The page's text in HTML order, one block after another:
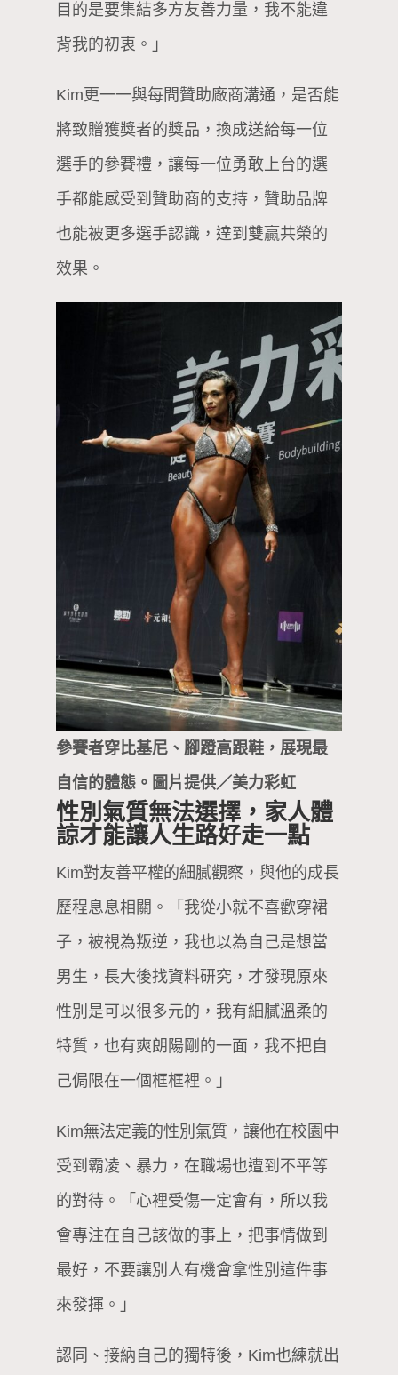
目的是要集結多方友善力量，我不能違
背我的初衷。」
Kim更一一與每間贊助廠商溝通，是否能
將致贈獲獎者的獎品，換成送給每一位
選手的參賽禮，讓每一位勇敢上台的選
手都能感受到贊助商的支持，贊助品牌
也能被更多選手認識，達到雙贏共榮的
效果。
參賽者穿比基尼、腳蹬高跟鞋，展現最
自信的體態。圖片提供／美力彩虹
性別氣質無法選擇，家人體
諒才能讓人生路好走一點
Kim對友善平權的細膩觀察，與他的成長
歷程息息相關。「我從小就不喜歡穿裙
子，被視為叛逆，我也以為自己是想當
男生，長大後找資料研究，才發現原來
性別是可以很多元的，我有細膩溫柔的
特質，也有爽朗陽剛的一面，我不把自
己侷限在一個框框裡。」
Kim無法定義的性別氣質，讓他在校園中
受到霸凌、暴力，在職場也遭到不平等
的對待。「心裡受傷一定會有，所以我
會專注在自己該做的事上，把事情做到
最好，不要讓別人有機會拿性別這件事
來發揮。」
認同、接納自己的獨特後，Kim也練就出